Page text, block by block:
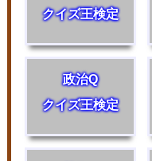
クイズ王検定
政治Q
クイズ王検定